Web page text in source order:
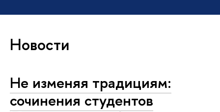
Новости
Не изменяя традициям:
сочинения студентов